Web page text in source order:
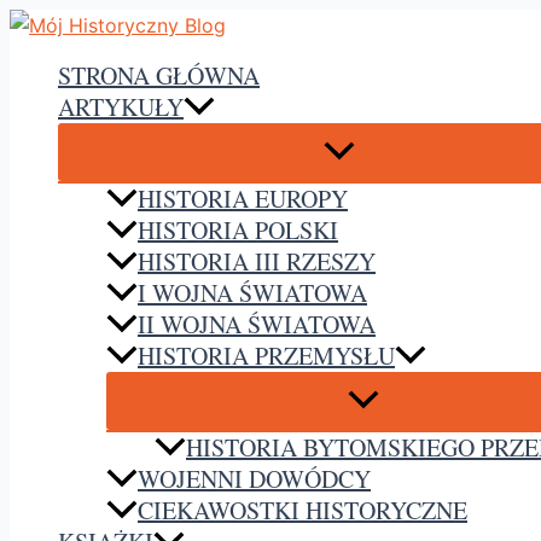
Przejdź
treściSTRONA GŁÓWNA
ARTYKUŁY
HISTORIA EUROPY
HISTORIA POLSKI
HISTORIA III RZESZY
I WOJNA ŚWIATOWA
II WOJNA ŚWIATOWA
HISTORIA PRZEMYSŁU
HISTORIA BYTOMSKIEGO
WOJENNI DOWÓDCY
CIEKAWOSTKI HISTORYCZNE